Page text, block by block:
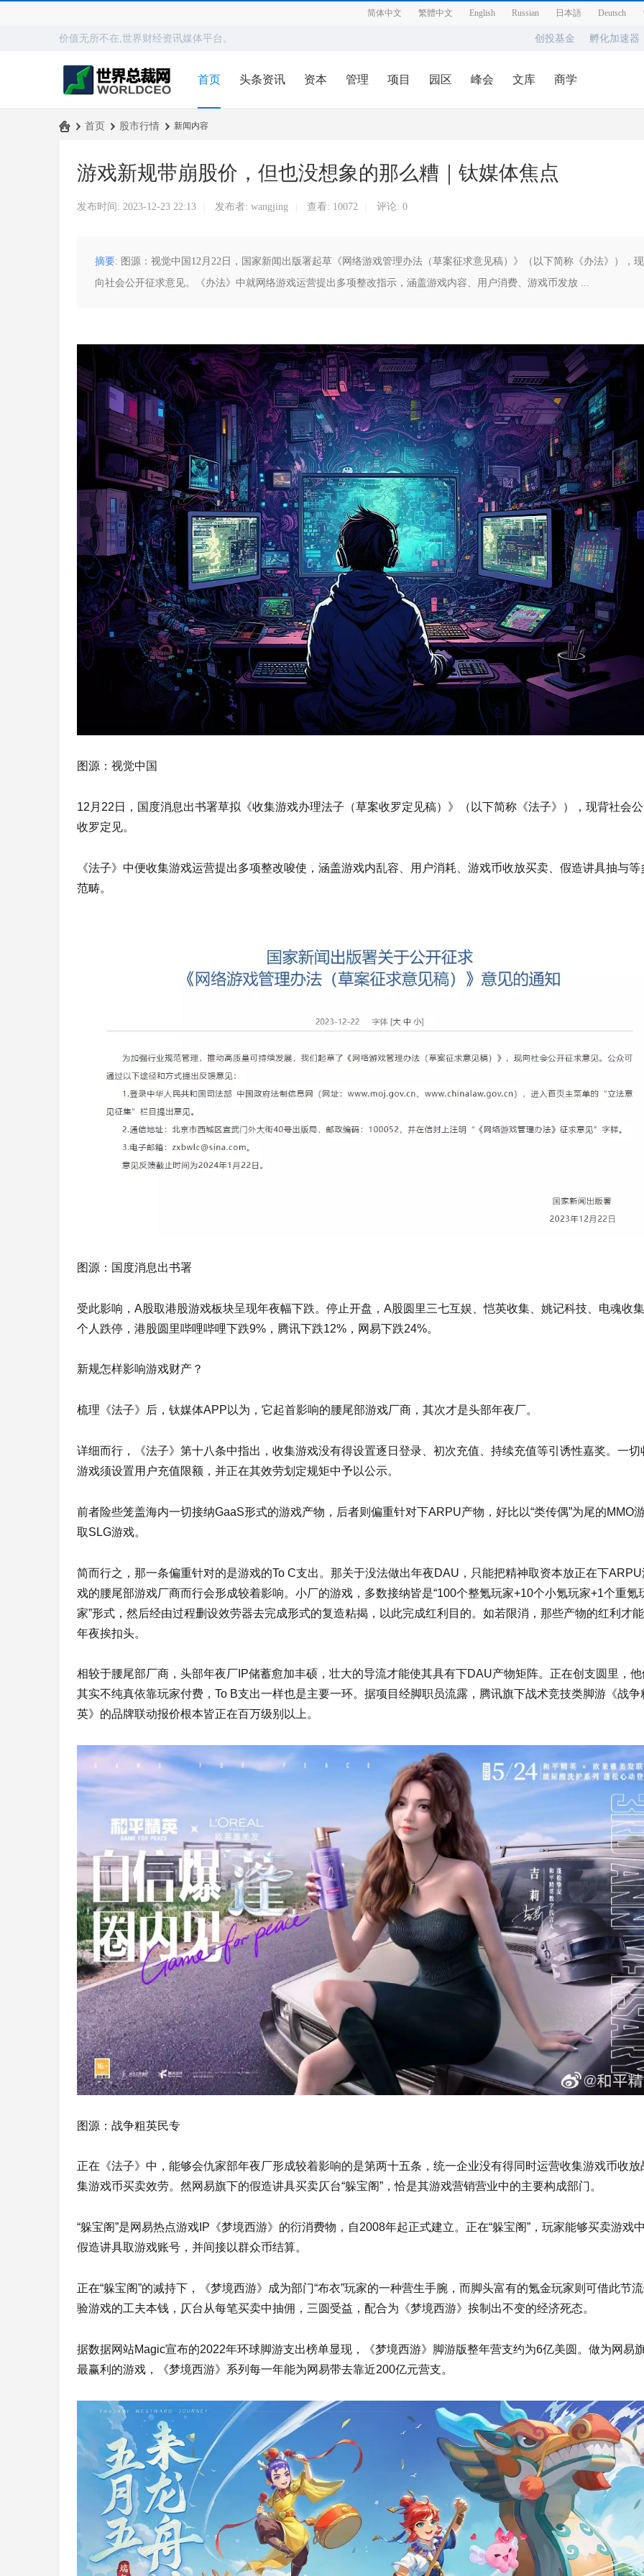
简体中文 繁體中文 English Russian 日本語 Deutsch
价值无所不在,世界财经资讯媒体平台。 创投基金 孵化加速器
首页 头条资讯 资本 管理 项目 园区 峰会 文库 商学
› 首页 › 股市行情 › 新闻内容
游戏新规带崩股价，但也没想象的那么糟｜钛媒体焦点
发布时间: 2023-12-23 22:13 发布者: wangjing 查看: 10072 评论: 0
摘要: 图源：视觉中国12月22日，国家新闻出版署起草《网络游戏管理办法（草案征求意见稿）》（以下简称《办法》），现
向社会公开征求意见。《办法》中就网络游戏运营提出多项整改指示，涵盖游戏内容、用户消费、游戏币发放 ...
图源：视觉中国
12月22日，国度消息出书署草拟《收集游戏办理法子（草案收罗定见稿）》（以下简称《法子》），现背社会
收罗定见。
《法子》中便收集游戏运营提出多项整改唆使，涵盖游戏内乱容、用户消耗、游戏币收放买卖、假造讲具抽与等
范畴。
图源：国度消息出书署
受此影响，A股取港股游戏板块呈现年夜幅下跌。停止开盘，A股圆里三七互娱、恺英收集、姚记科技、电魂收
个人跌停，港股圆里哔哩哔哩下跌9%，腾讯下跌12%，网易下跌24%。
新规怎样影响游戏财产？
梳理《法子》后，钛媒体APP以为，它起首影响的腰尾部游戏厂商，其次才是头部年夜厂。
详细而行，《法子》第十八条中指出，收集游戏没有得设置逐日登录、初次充值、持续充值等引诱性嘉奖。一切
游戏须设置用户充值限额，并正在其效劳划定规矩中予以公示。
前者险些笼盖海内一切接纳GaaS形式的游戏产物，后者则偏重针对下ARPU产物，好比以“类传偶”为尾的MMO
取SLG游戏。
简而行之，那一条偏重针对的是游戏的To C支出。那关于没法做出年夜DAU，只能把精神取资本放正在下ARPU
戏的腰尾部游戏厂商而行会形成较着影响。小厂的游戏，多数接纳皆是“100个整氪玩家+10个小氪玩家+1个重氪
家”形式，然后经由过程删设效劳器去完成形式的复造粘揭，以此完成红利目的。如若限消，那些产物的红利才
年夜挨扣头。
相较于腰尾部厂商，头部年夜厂IP储蓄愈加丰硕，壮大的导流才能使其具有下DAU产物矩阵。正在创支圆里，他
其实不纯真依靠玩家付费，To B支出一样也是主要一环。据项目经脚职员流露，腾讯旗下战术竞技类脚游《战争
英》的品牌联动报价根本皆正在百万级别以上。
图源：战争粗英民专
正在《法子》中，能够会仇家部年夜厂形成较着影响的是第两十五条，统一企业没有得同时运营收集游戏币收放
集游戏币买卖效劳。然网易旗下的假造讲具买卖仄台“躲宝阁”，恰是其游戏营销营业中的主要构成部门。
“躲宝阁”是网易热点游戏IP《梦境西游》的衍消费物，自2008年起正式建立。正在“躲宝阁”，玩家能够买卖游戏
假造讲具取游戏账号，并间接以群众币结算。
正在“躲宝阁”的减持下，《梦境西游》成为部门“布衣”玩家的一种营生手腕，而脚头富有的氪金玩家则可借此节
验游戏的工夫本钱，仄台从每笔买卖中抽佣，三圆受益，配合为《梦境西游》挨制出不变的经济死态。
据数据网站Magic宣布的2022年环球脚游支出榜单显现，《梦境西游》脚游版整年营支约为6亿美圆。做为网易
最赢利的游戏，《梦境西游》系列每一年能为网易带去靠近200亿元营支。
2023年全球创新指数：瑞士